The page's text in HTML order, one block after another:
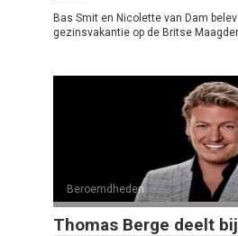
Bas Smit en Nicolette van Dam
gezinsvakantie op de Britse
Beroemdheden
Thomas Berge deelt